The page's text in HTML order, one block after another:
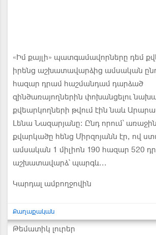
«Իմ քայլի» պատգամավորները դեմ
իրենց աշխատավարձից ամսական
հազար դրամ հաշմանդամ դարձած
զինծառայողներին փոխանցելու
քվեարկողների թվում էին նաև
Լենա Նազարյանը: Ընդ որում՝
քվարկածը հենց Միրզոյանն էր, ով
ամսական 1 միլիոն 190 հազար 520
աշխատավարձ՝ պարգև...
Կարդալ ամբողջովին
Քաղաքական
Թեմատիկ լուրեր